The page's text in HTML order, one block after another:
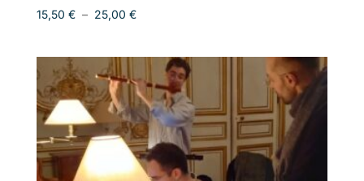
15,50 € – 25,00 €Plage
15,50 €
à
25,00 €